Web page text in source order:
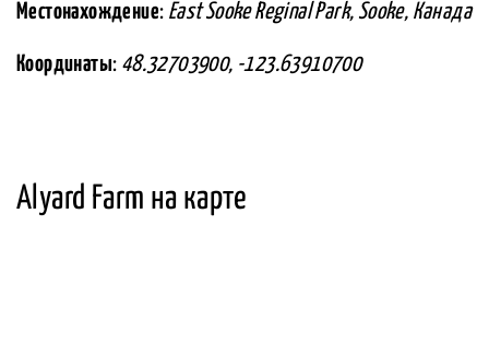
Местонахождение: East Sooke Reginal Park, Sooke, Канада
Координаты: 48.32703900, -123.63910700
Alyard Farm на карте